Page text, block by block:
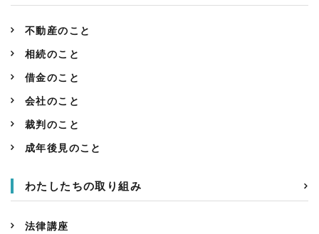
不動産のこと
相続のこと
借金のこと
会社のこと
裁判のこと
成年後見のこと
わたしたちの取り組み
法律講座